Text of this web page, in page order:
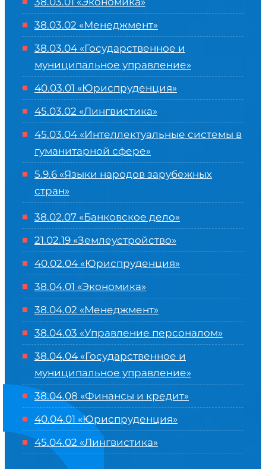
38.03.02 «Менеджмент»
38.03.04 «Государственное и
муниципальное управление»
40.03.01 «Юриспруденция»
45.03.02 «Лингвистика»
45.03.04 «Интеллектуальные системы в
гуманитарной сфере»
5.9.6 «Языки народов зарубежных
стран»
38.02.07 «Банковское дело»
21.02.19 «Землеустройство»
40.02.04 «Юриспруденция»
38.04.01 «Экономика»
38.04.02 «Менеджмент»
38.04.03 «Управление персоналом»
38.04.04 «Государственное и
муниципальное управление»
38.04.08 «Финансы и кредит»
40.04.01 «Юриспруденция»
45.04.02 «Лингвистика»